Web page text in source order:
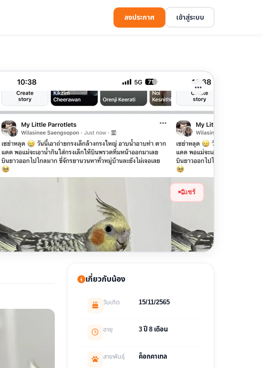
ลงประกาศ เข้าสู่ระบบ
แชร์
เกี่ยวกับน้อง
วันเกิด 15/11/2565
อายุ 3 ปี 8 เดือน
สายพันธุ์ ค็อกคาเทล